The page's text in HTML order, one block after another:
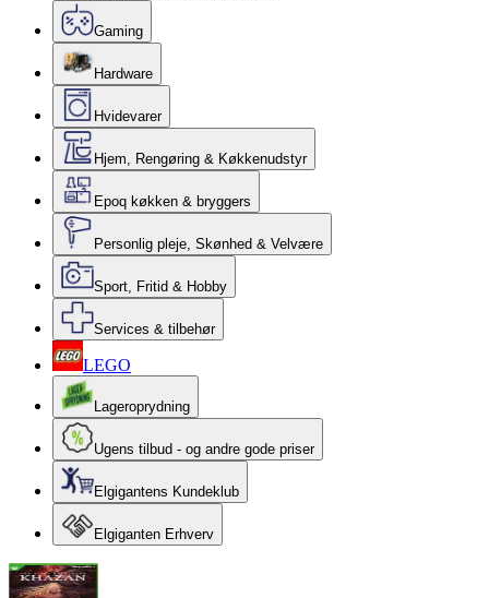
Gaming
Hardware
Hvidevarer
Hjem, Rengøring & Køkkenudstyr
Epoq køkken & bryggers
Personlig pleje, Skønhed & Velvære
Sport, Fritid & Hobby
Services & tilbehør
LEGO
Lageroprydning
Ugens tilbud - og andre gode priser
Elgigantens Kundeklub
Elgiganten Erhverv